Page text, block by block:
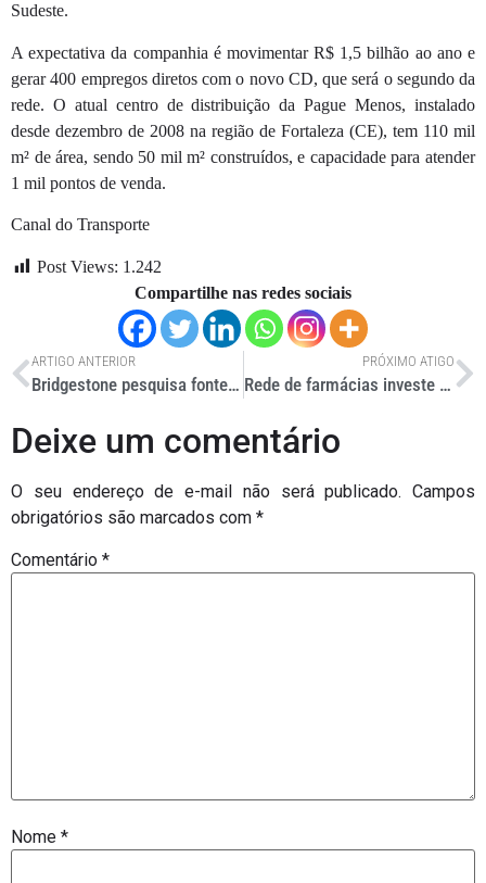
Sudeste.
A expectativa da companhia é movimentar R$ 1,5 bilhão ao ano e
gerar 400 empregos diretos com o novo CD, que será o segundo da
rede. O atual centro de distribuição da Pague Menos, instalado
desde dezembro de 2008 na região de Fortaleza (CE), tem 110 mil
m² de área, sendo 50 mil m² construídos, e capacidade para atender
1 mil pontos de venda.
Canal do Transporte
Post Views: 1.242
Compartilhe nas redes sociais
ARTIGO ANTERIOR
Bridgestone pesquisa fonte sustentável de borracha natural
PRÓXIMO ATIGO
Rede de farmácias investe R$ 50 milhões na construção de novo CD
Deixe um comentário
O seu endereço de e-mail não será publicado. Campos
obrigatórios são marcados com *
Comentário *
Nome *